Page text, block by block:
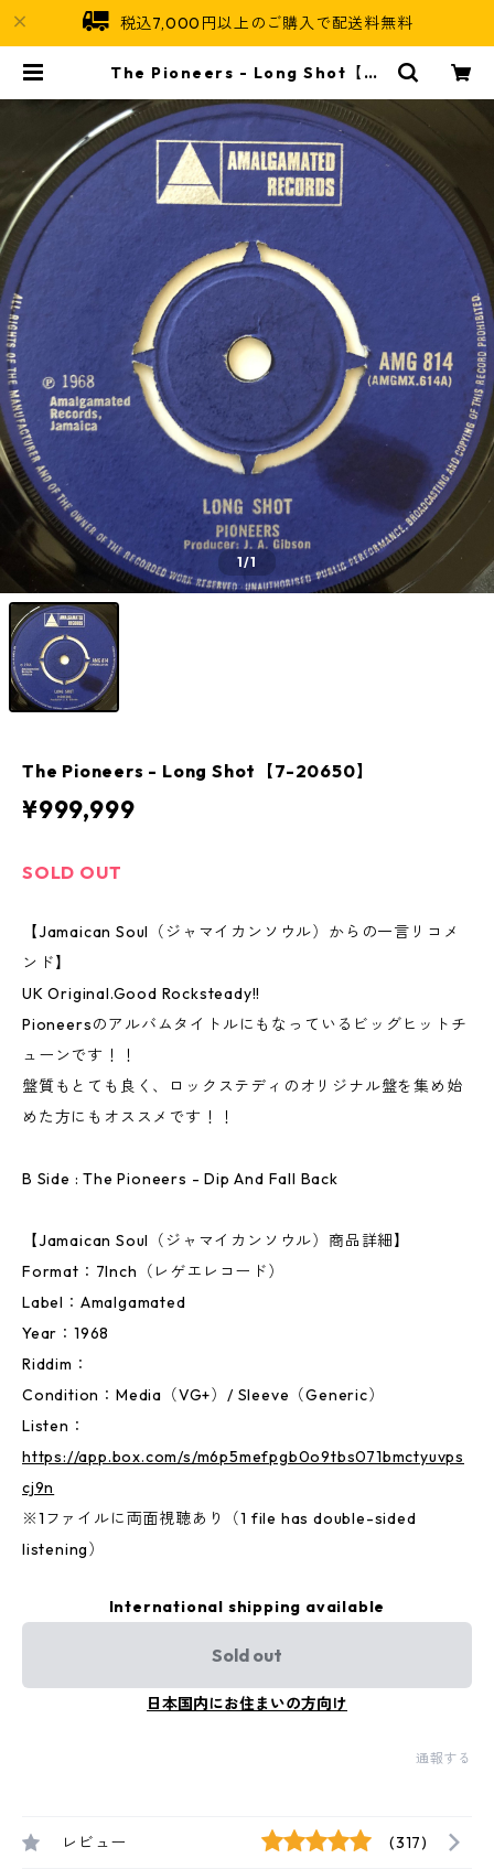
税込7,000円以上のご購入で配送料無料
The Pioneers - Long Shot【7-
1/1
The Pioneers - Long Shot【7-20650】
¥999,999
SOLD OUT
【Jamaican Soul（ジャマイカンソウル）からの一言リコメ
ンド】
UK Original.Good Rocksteady!!
Pioneersのアルバムタイトルにもなっているビッグヒットチ
ューンです！！
盤質もとても良く、ロックステディのオリジナル盤を集め始
めた方にもオススメです！！
B Side : The Pioneers - Dip And Fall Back
【Jamaican Soul（ジャマイカンソウル）商品詳細】
Format：7Inch（レゲエレコード）
Label：Amalgamated
Year：1968
Riddim：
Condition：Media（VG+）/ Sleeve（Generic）
Listen：
https://app.box.com/s/m6p5mefpgb0o9tbs071bmctyuvps
cj9n
※1ファイルに両面視聴あり（1 file has double-sided
listening）
International shipping available
Sold out
日本国内にお住まいの方向け
通報する
レビュー (317)